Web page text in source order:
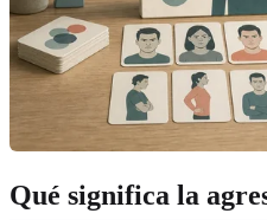
Qué significa la